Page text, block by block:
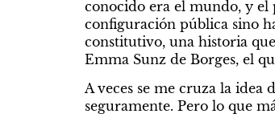
conocido era el mundo, y el
configuración pública sino
constitutivo, una historia
Emma Sunz de Borges, el
A veces se me cruza la idea
seguramente. Pero lo que